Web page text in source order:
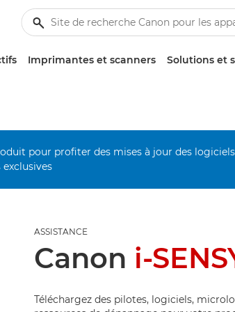
Imprimantes et scanners Solutions et
pour profiter des mises à jour des
ASSISTANCE
Canon i-
Téléchargez des pilotes, logiciels,